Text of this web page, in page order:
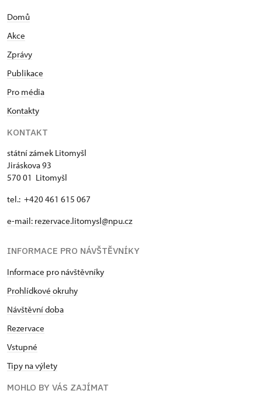
Domů
Akce
Zprávy
Publikace
Pro média
Kontakty
KONTAKT
státní zámek Litomyšl
Jiráskova 93
570 01 Litomyšl
tel.: +420 461 615 067
e-mail: rezervace.litomysl@npu.cz
INFORMACE PRO NÁVŠTĚVNÍKY
Informace pro návštěvníky
Prohlídkové okruhy
Návštěvní doba
Rezervace
Vstupné
Tipy na výlety
MOHLO BY VÁS ZAJÍMAT